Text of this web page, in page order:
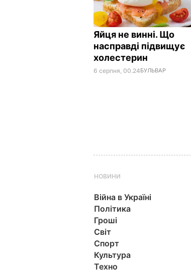
Яйця не винні. Що
насправді підвищує
холестерин
6 серпня, 00.24БУЛЬВАР
НОВИНИ
Війна в Україні
Політика
Гроші
Світ
Спорт
Культура
Техно